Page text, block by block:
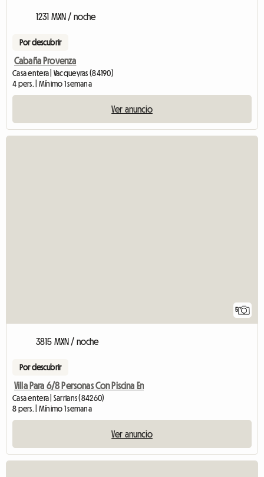
1231 MXN / noche
Por descubrir
Cabaña Provenza
Casa entera | Vacqueyras (84190)
4 pers. | Mínimo 1 semana
Ver anuncio
5
3815 MXN / noche
Por descubrir
Villa Para 6/8 Personas Con Piscina En
Casa entera | Sarrians (84260)
8 pers. | Mínimo 1 semana
Ver anuncio